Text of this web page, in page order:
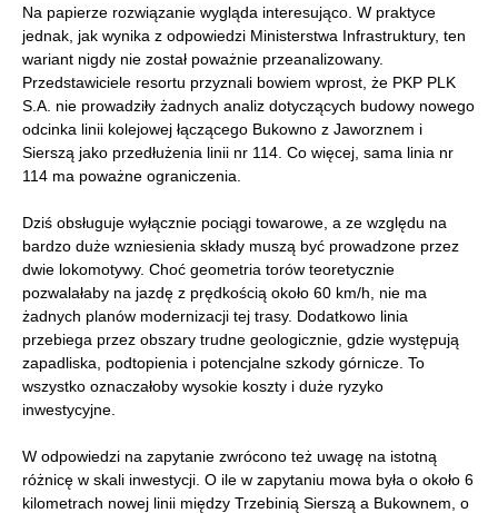
Na papierze rozwiązanie wygląda interesująco. W praktyce
jednak, jak wynika z odpowiedzi Ministerstwa Infrastruktury, ten
wariant nigdy nie został poważnie przeanalizowany.
Przedstawiciele resortu przyznali bowiem wprost, że PKP PLK
S.A. nie prowadziły żadnych analiz dotyczących budowy nowego
odcinka linii kolejowej łączącego Bukowno z Jaworznem i
Sierszą jako przedłużenia linii nr 114. Co więcej, sama linia nr
114 ma poważne ograniczenia.
Dziś obsługuje wyłącznie pociągi towarowe, a ze względu na
bardzo duże wzniesienia składy muszą być prowadzone przez
dwie lokomotywy. Choć geometria torów teoretycznie
pozwalałaby na jazdę z prędkością około 60 km/h, nie ma
żadnych planów modernizacji tej trasy. Dodatkowo linia
przebiega przez obszary trudne geologicznie, gdzie występują
zapadliska, podtopienia i potencjalne szkody górnicze. To
wszystko oznaczałoby wysokie koszty i duże ryzyko
inwestycyjne.
W odpowiedzi na zapytanie zwrócono też uwagę na istotną
różnicę w skali inwestycji. O ile w zapytaniu mowa była o około 6
kilometrach nowej linii między Trzebinią Sierszą a Bukownem, o